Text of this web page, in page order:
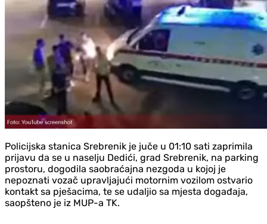
Policijska stanica Srebrenik je juče u 01:10 sati zaprimila
prijavu da se u naselju Dedići, grad Srebrenik, na parking
prostoru, dogodila saobraćajna nezgoda u kojoj je
nepoznati vozač upravljajući motornim vozilom ostvario
kontakt sa pješacima, te se udaljio sa mjesta događaja,
saopšteno je iz MUP-a TK.